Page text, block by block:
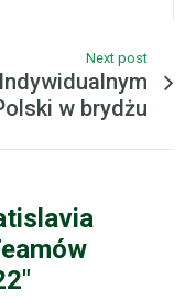
Next post
w brydżu